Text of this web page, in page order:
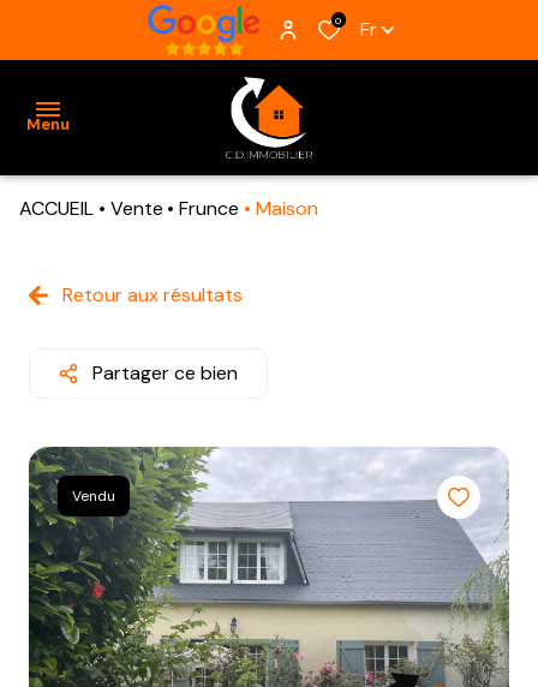
0 Fr
Menu
VENTES
VENDUS
ALERTE
E-MAIL
NOTRE
AGENCE
CONTACT
ACCUEIL Vente Frunce Maison
Retour aux résultats
Partager ce bien
Vendu